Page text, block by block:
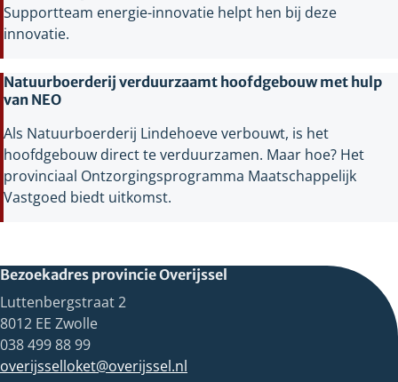
Supportteam energie-innovatie helpt hen bij deze
innovatie.
Natuurboerderij verduurzaamt hoofdgebouw met hulp
van NEO
Als Natuurboerderij Lindehoeve verbouwt, is het
hoofdgebouw direct te verduurzamen. Maar hoe? Het
provinciaal Ontzorgingsprogramma Maatschappelijk
Vastgoed biedt uitkomst.
Bezoekadres provincie Overijssel
Luttenbergstraat 2
8012 EE Zwolle
038 499 88 99
overijsselloket@overijssel.nl